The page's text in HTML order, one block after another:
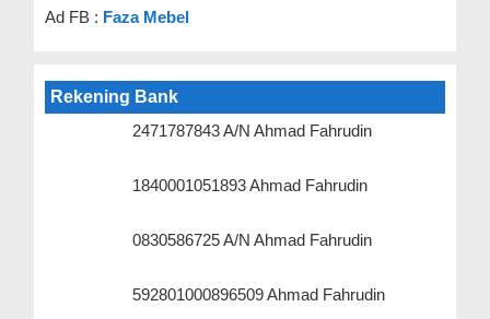
Ad FB : Faza Mebel
Rekening Bank
2471787843 A/N Ahmad Fahrudin
1840001051893 Ahmad Fahrudin
0830586725 A/N Ahmad Fahrudin
592801000896509 Ahmad Fahrudin